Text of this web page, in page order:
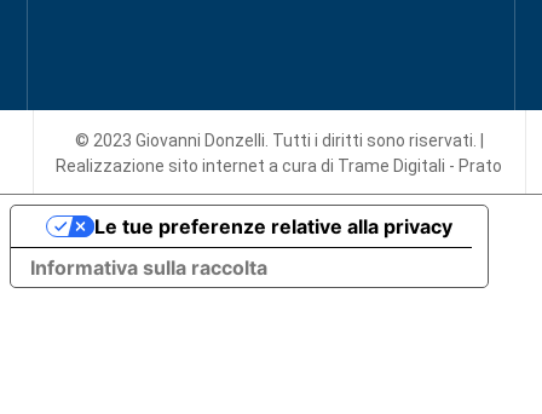
© 2023 Giovanni Donzelli. Tutti i diritti sono riservati. |
Realizzazione sito interneta cura di Trame Digitali - Prato
Informativa sulla raccolta
Le tue preferenze relative alla privacy